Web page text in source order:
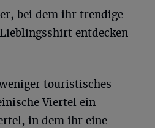
bei dem ihr trendige
entdecken
touristisches
Viertel ein
in dem ihr eine